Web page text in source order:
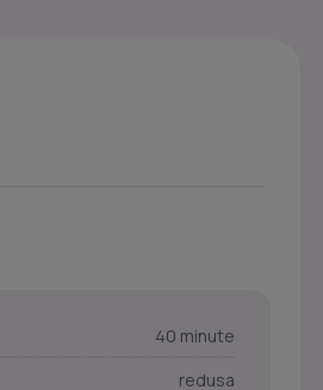
40 minute
redusa